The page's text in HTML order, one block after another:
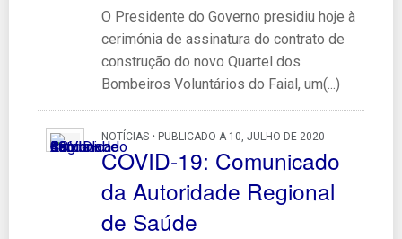
O Presidente do Governo presidiu hoje à
cerimónia de assinatura do contrato de
construção do novo Quartel dos
Bombeiros Voluntários do Faial, um(...)
NOTÍCIAS • PUBLICADO A 10, JULHO DE 2020
COVID-19: Comunicado
da Autoridade Regional
de Saúde